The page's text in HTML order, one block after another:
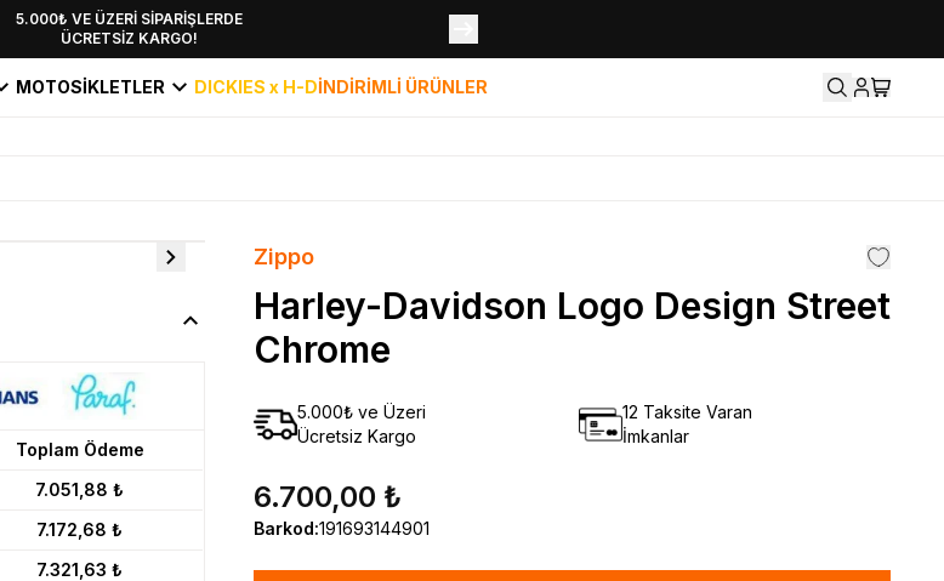
5.000₺ VE ÜZERİ SİPARİŞLERDE
ÜCRETSİZ KARGO!
YENİ SEZON KOLEKSİYONU EKLENDİ,
HEMEN KEŞFET!
MOTOSİKLETLER DICKIES x H-DİNDİRİMLİ ÜRÜNLER
Toplam Ödeme
7.051,88 ₺
7.172,68 ₺
7.321,63 ₺
Zippo
Harley-Davidson Logo Design Street
Chrome
5.000₺ ve Üzeri
Ücretsiz Kargo
12 Taksite Varan
İmkanlar
6.700,00 ₺
Barkod:191693144901